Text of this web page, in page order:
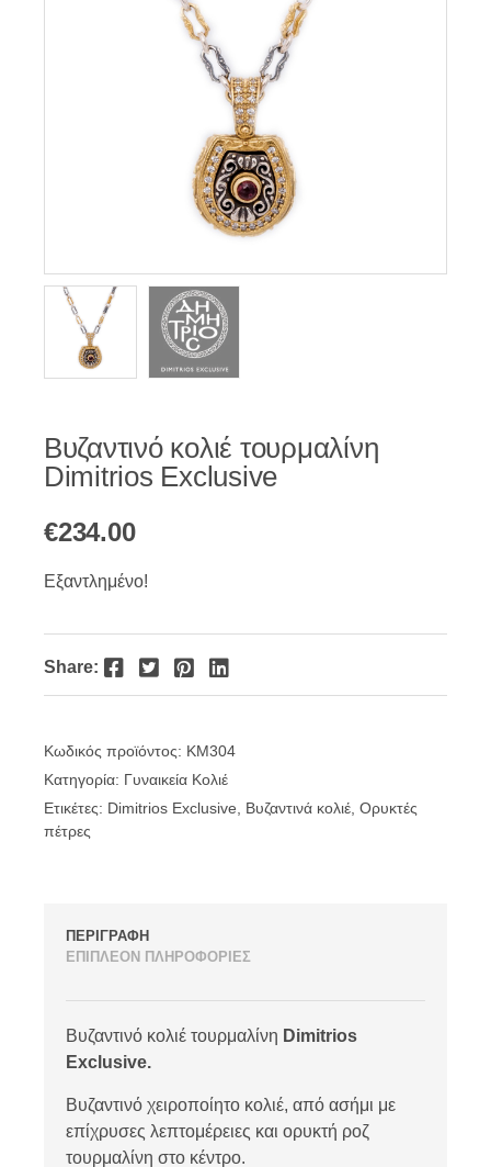
Βυζαντινό κολιέ τουρμαλίνη
Dimitrios Exclusive
€234.00
Εξαντλημένο!
Share: Facebook Twitter Pinterest LinkedIn
Κωδικός προϊόντος: KM304
Κατηγορία: Γυναικεία Κολιέ
Ετικέτες: Dimitrios Exclusive Βυζαντινά κολιέ Ορυκτές
πέτρες
ΠΕΡΙΓΡΑΦΗ
ΕΠΙΠΛΕΟΝ ΠΛΗΡΟΦΟΡΙΕΣ
Βυζαντινό κολιέ τουρμαλίνη Dimitrios
Exclusive.
Βυζαντινό χειροποίητο κολιέ, από ασήμι με
επίχρυσες λεπτομέρειες και ορυκτή ροζ
τουρμαλίνη στο κέντρο.